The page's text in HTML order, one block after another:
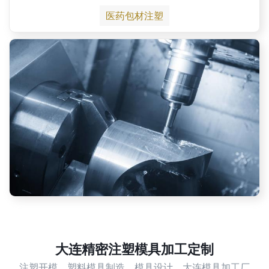
医药包材注塑
大连精密注塑模具加工定制